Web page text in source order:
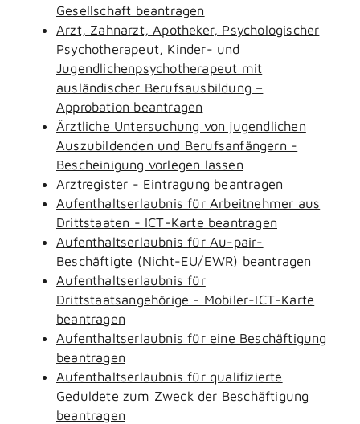
Gesellschaft beantragen
Arzt, Zahnarzt, Apotheker, Psychologischer
Psychotherapeut, Kinder- und
Jugendlichenpsychotherapeut mit
ausländischer Berufsausbildung –
Approbation beantragen
Ärztliche Untersuchung von jugendlichen
Auszubildenden und Berufsanfängern -
Bescheinigung vorlegen lassen
Arztregister - Eintragung beantragen
Aufenthaltserlaubnis für Arbeitnehmer aus
Drittstaaten - ICT-Karte beantragen
Aufenthaltserlaubnis für Au-pair-
Beschäftigte (Nicht-EU/EWR) beantragen
Aufenthaltserlaubnis für
Drittstaatsangehörige - Mobiler-ICT-Karte
beantragen
Aufenthaltserlaubnis für eine Beschäftigung
beantragen
Aufenthaltserlaubnis für qualifizierte
Geduldete zum Zweck der Beschäftigung
beantragen